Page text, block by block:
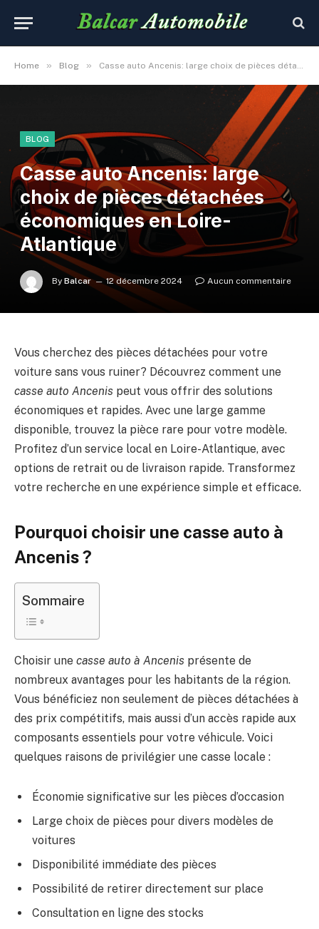
Home » Blog » Casse auto Ancenis: large choix de pièces détachées économiques en Loire-Atlantique
BLOG
Casse auto Ancenis: large
choix de pièces détachées
économiques en Loire-
Atlantique
By Balcar 12 décembre 2024 Aucun commentaire
Vous cherchez des pièces détachées pour votre
voiture sans vous ruiner? Découvrez comment une
casse auto Ancenis peut vous offrir des solutions
économiques et rapides. Avec une large gamme
disponible, trouvez la pièce rare pour votre modèle.
Profitez d’un service local en Loire-Atlantique, avec
options de retrait ou de livraison rapide. Transformez
votre recherche en une expérience simple et efficace.
Pourquoi choisir une casse auto à
Ancenis ?
Sommaire
Choisir une casse auto à Ancenis présente de
nombreux avantages pour les habitants de la région.
Vous bénéficiez non seulement de pièces détachées à
des prix compétitifs, mais aussi d’un accès rapide aux
composants essentiels pour votre véhicule. Voici
quelques raisons de privilégier une casse locale :
Économie significative sur les pièces d’occasion
Large choix de pièces pour divers modèles de
voitures
Disponibilité immédiate des pièces
Possibilité de retirer directement sur place
Consultation en ligne des stocks